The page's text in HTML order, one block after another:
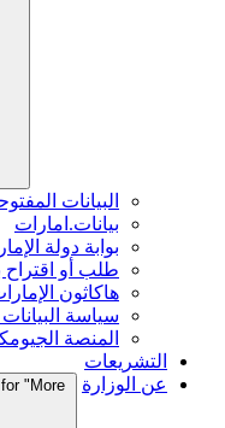
البيانات
بيانات.امارات
بوابة دولة
طلب أو اقتراح
هاكاثون
سياسة
المنصة
التشريعات
عن الوزارة
"More"